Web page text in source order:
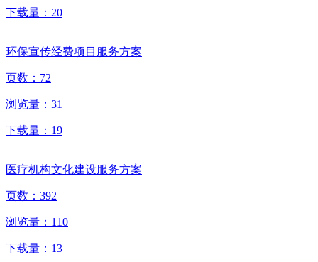
下载量： 20
环保宣传经费项目服务方案
页数： 72
浏览量： 31
下载量： 19
医疗机构文化建设服务方案
页数： 392
浏览量： 110
下载量： 13